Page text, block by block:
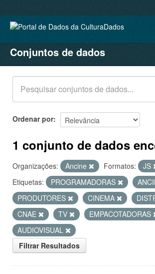
CONJUNTOS DE DADOS
ORGANIZAÇÕES
GRUPOS
SOBRE
Conjuntos de dados
Ordenar por
1 conjunto de dados
Organizações: Ancine Formatos: JS
Etiquetas:
PROGRAMADORAS
PRODUTORES
CINEMA
CNAE
TV
EMPACOTADORAS
AUDIOVISUAL
Filtrar Resultados